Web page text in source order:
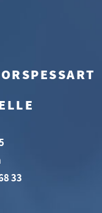
33